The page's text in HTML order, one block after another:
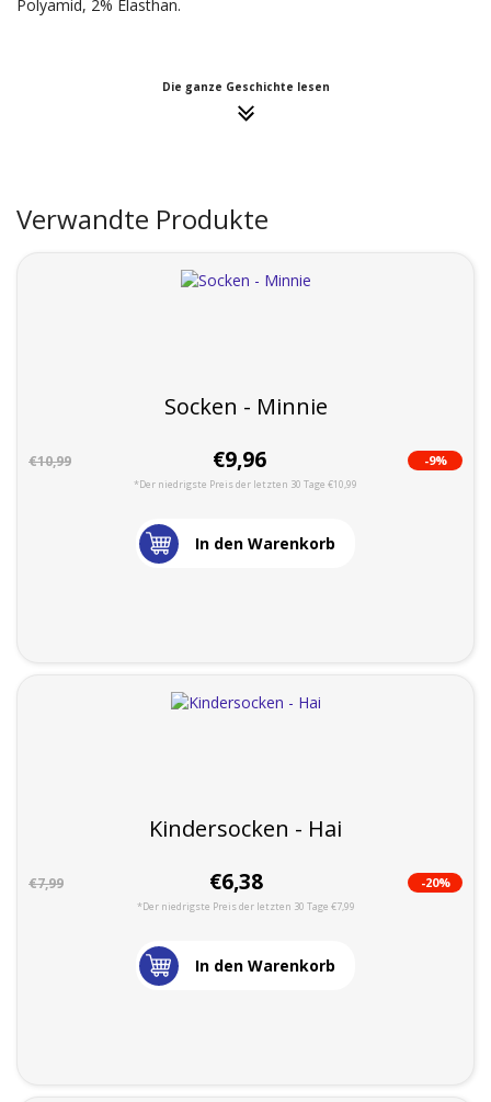
Polyamid, 2% Elasthan.
Die ganze Geschichte lesen
Verwandte Produkte
Socken - Minnie
€10,99 €9,96 -9%
*Der niedrigste Preis der letzten 30 Tage €10,99
In den Warenkorb
Kindersocken - Hai
€7,99 €6,38 -20%
*Der niedrigste Preis der letzten 30 Tage €7,99
In den Warenkorb